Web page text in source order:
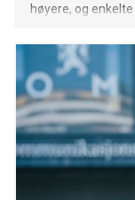
høyere, og